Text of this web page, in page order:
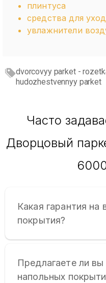
плинтуса
средства для
увлажнители
dvorcovyy parket -
hudozhestvennyy parket
Часто
Дворцовый
Какая гарантия
покрытия?
Предлагаете ли вы
напольных